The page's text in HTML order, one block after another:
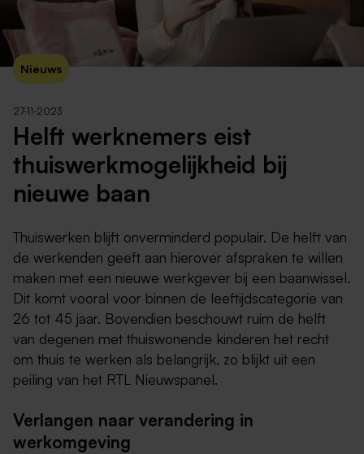
Nieuws
27-11-2023
Helft werknemers eist
thuiswerkmogelijkheid bij
nieuwe baan
Thuiswerken blijft onverminderd populair. De helft van
de werkenden geeft aan hierover afspraken te willen
maken met een nieuwe werkgever bij een baanwissel.
Dit komt vooral voor binnen de leeftijdscategorie van
26 tot 45 jaar. Bovendien beschouwt ruim de helft
van degenen met thuiswonende kinderen het recht
om thuis te werken als belangrijk, zo blijkt uit een
peiling van het RTL Nieuwspanel.
Verlangen naar verandering in
werkomgeving